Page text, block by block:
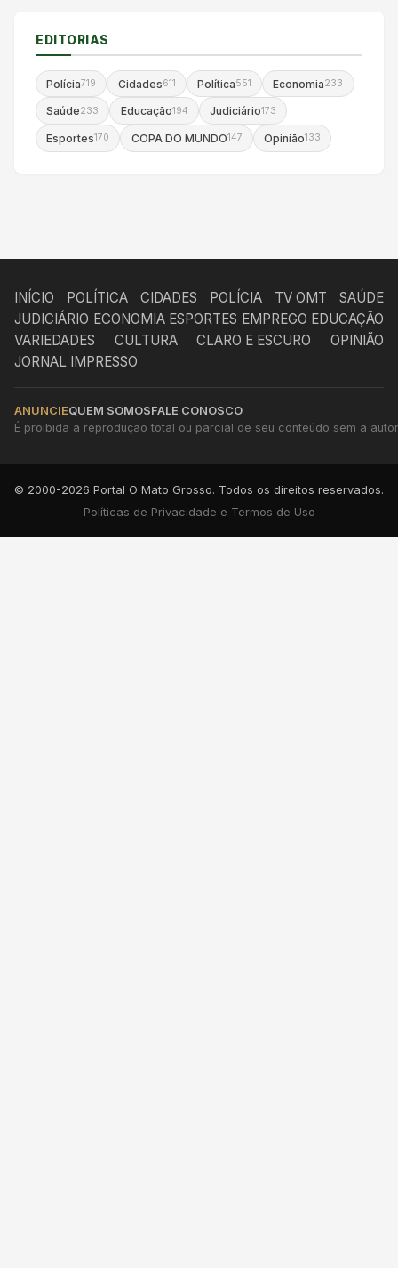
EDITORIAS
Polícia719 Cidades611 Política551 Economia233
Saúde233 Educação194 Judiciário173
Esportes170 COPA DO MUNDO147 Opinião133
INÍCIO POLÍTICA CIDADES POLÍCIA TV OMT
SAÚDE
JUDICIÁRIO ECONOMIA ESPORTES EMPREGO EDUCAÇÃO
VARIEDADES
CULTURA CLARO E ESCURO
OPINIÃO
JORNAL IMPRESSO
ANUNCIEQUEM SOMOSFALE CONOSCO
É proibida a reprodução total ou parcial de seu conteúdo sem a
© 2000-2026 Portal O Mato Grosso. Todos os direitos reservados.
Políticas de Privacidade e Termos de Uso